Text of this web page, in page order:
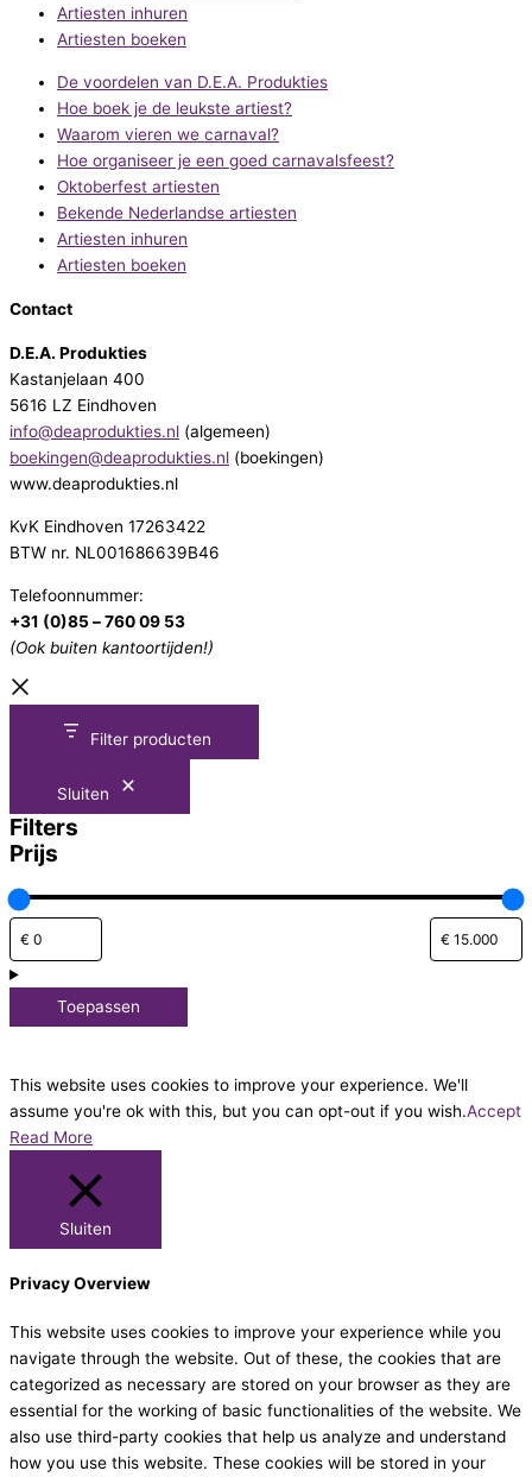
Artiesten inhuren
Artiesten boeken
De voordelen van D.E.A. Produkties
Hoe boek je de leukste artiest?
Waarom vieren we carnaval?
Hoe organiseer je een goed carnavalsfeest?
Oktoberfest artiesten
Bekende Nederlandse artiesten
Artiesten inhuren
Artiesten boeken
Contact
D.E.A. Produkties
Kastanjelaan 400
5616 LZ Eindhoven
info@deaprodukties.nl (algemeen)
boekingen@deaprodukties.nl (boekingen)
www.deaprodukties.nl
KvK Eindhoven 17263422
BTW nr. NL001686639B46
Telefoonnummer:
+31 (0)85 – 760 09 53
(Ook buiten kantoortijden!)
Filter producten
Sluiten
Filters
Prijs
Toepassen
This website uses cookies to improve your experience. We'll
assume you're ok with this, but you can opt-out if you wish.Accept
Read More
Sluiten
Privacy Overview
This website uses cookies to improve your experience while you
navigate through the website. Out of these, the cookies that are
categorized as necessary are stored on your browser as they are
essential for the working of basic functionalities of the website. We
also use third-party cookies that help us analyze and understand
how you use this website. These cookies will be stored in your